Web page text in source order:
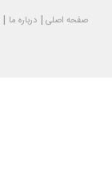
صفحه اصلی درباره ما